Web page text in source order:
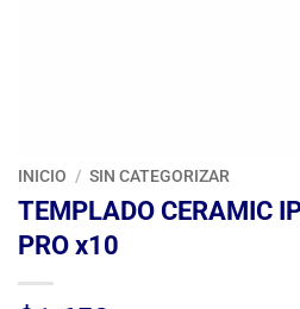
INICIO / SIN CATEGORIZAR
TEMPLADO CERAMIC
PRO x10